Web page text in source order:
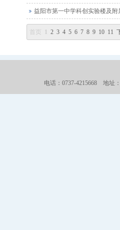
益阳市第一中学科创实验楼及
首页 2 3 4 5 6 7 8 9 10 11
电话：0737-4215668 地址